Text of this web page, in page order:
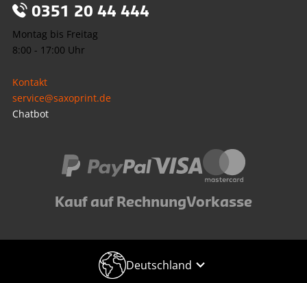
0351 20 44 444
Montag bis Freitag
8:00 - 17:00 Uhr
Kontakt
service@saxoprint.de
Chatbot
Kauf auf RechnungVorkasse
Deutschland